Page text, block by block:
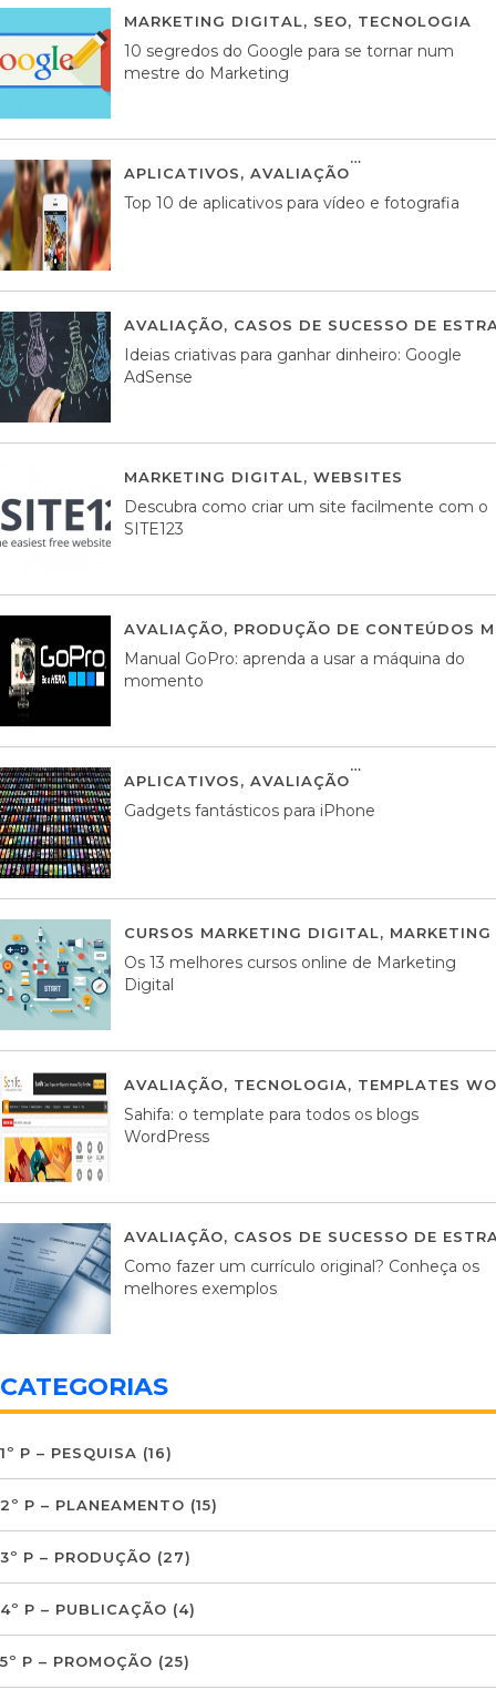
MARKETING DIGITAL, SEO, TECNOLOGIA
10 segredos do Google para se tornar num
mestre do Marketing
APLICATIVOS, AVALIAÇÃO
Top 10 de aplicativos para vídeo e fotografia
AVALIAÇÃO, CASOS DE SUCESSO DE
Ideias criativas para ganhar dinheiro: Google
AdSense
MARKETING DIGITAL, WEBSITES
Descubra como criar um site facilmente com o
SITE123
AVALIAÇÃO, PRODUÇÃO DE CONTEÚDOS
Manual GoPro: aprenda a usar a máquina do
momento
APLICATIVOS, AVALIAÇÃO
Gadgets fantásticos para iPhone
CURSOS MARKETING DIGITAL,
Os 13 melhores cursos online de Marketing
Digital
AVALIAÇÃO, TECNOLOGIA, TEMPLATES
Sahifa: o template para todos os blogs
WordPress
AVALIAÇÃO, CASOS DE SUCESSO DE
Como fazer um currículo original? Conheça os
melhores exemplos
CATEGORIAS
1º P – PESQUISA (16)
2º P – PLANEAMENTO (15)
3º P – PRODUÇÃO (27)
4º P – PUBLICAÇÃO (4)
5º P – PROMOÇÃO (25)